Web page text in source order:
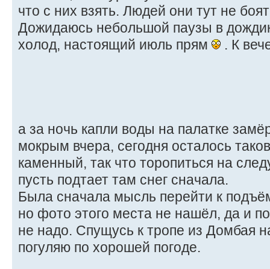
что с них взять. Людей они тут не
Дожидаюсь небольшой паузы в
холод, настоящий июль прям
. К
а за ночь капли воды на палатке
мокрым вчера, сегодня осталось
каменный, так что торопиться на
пусть подтает там снег сначала.
Была сначала мысль перейти к
но фото этого места не нашёл, да и
не надо. Спущусь к тропе из Домбая
погуляю по хорошей погоде.